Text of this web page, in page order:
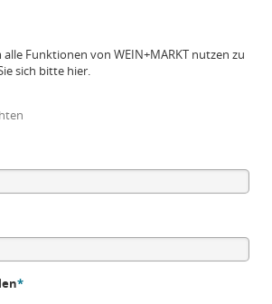
alle Funktionen von WEIN+MARKT nutzen zu
sich bitte hier.
*